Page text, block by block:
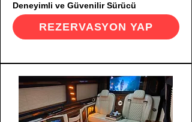
Deneyimli ve Güvenilir Sürücü
REZERVASYON YAP